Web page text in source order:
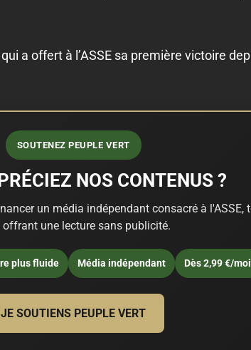
a offert à l’ASSE sa première victoire
SOUTENEZ PEUPLE VERT
NOS CONTENUS ?
un média indépendant consacré à l'ASSE,
offrant une lecture sans publicité.
plus fluide Média indépendant Dès 2,99 €/
JE SOUTIENS PEUPLE VERT